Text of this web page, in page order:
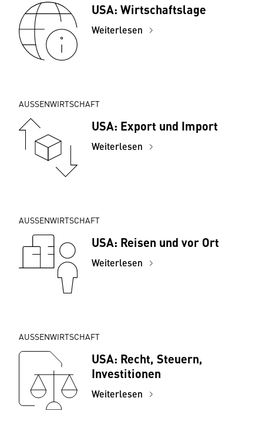
USA: Wirtschaftslage
Weiterlesen
AUSSENWIRTSCHAFT
USA: Export und Import
Weiterlesen
AUSSENWIRTSCHAFT
USA: Reisen und vor Ort
Weiterlesen
AUSSENWIRTSCHAFT
USA: Recht, Steuern,
Investitionen
Weiterlesen